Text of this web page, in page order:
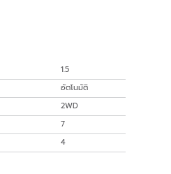
1.5
อัตโนมัติ
2WD
7
4